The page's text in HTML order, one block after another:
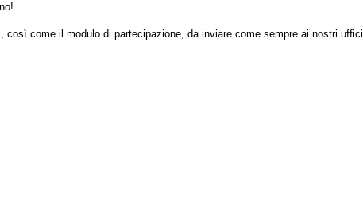
come il modulo di partecipazione, da inviare come sempre ai nostri uffici.